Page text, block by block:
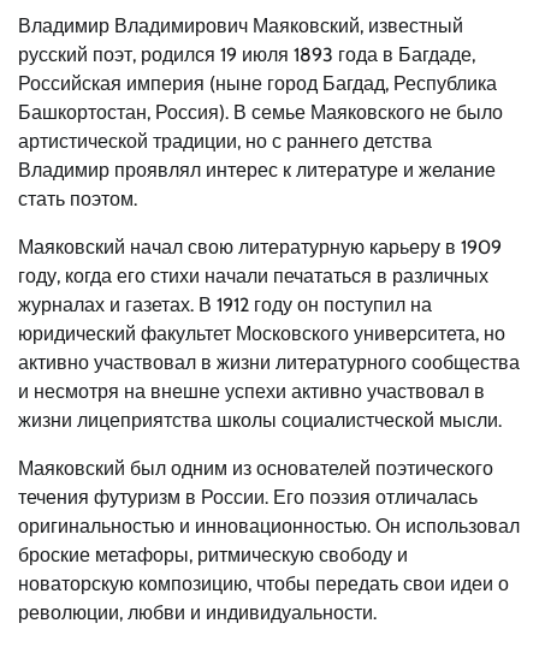
Владимир Владимирович Маяковский, известный
русский поэт, родился 19 июля 1893 года в Багдаде,
Российская империя (ныне город Багдад, Республика
Башкортостан, Россия). В семье Маяковского не было
артистической традиции, но с раннего детства
Владимир проявлял интерес к литературе и желание
стать поэтом.
Маяковский начал свою литературную карьеру в 1909
году, когда его стихи начали печататься в различных
журналах и газетах. В 1912 году он поступил на
юридический факультет Московского университета, но
активно участвовал в жизни литературного сообщества
и несмотря на внешне успехи активно участвовал в
жизни лицеприятства школы социалистческой мысли.
Маяковский был одним из основателей поэтического
течения футуризм в России. Его поэзия отличалась
оригинальностью и инновационностью. Он использовал
броские метафоры, ритмическую свободу и
новаторскую композицию, чтобы передать свои идеи о
революции, любви и индивидуальности.